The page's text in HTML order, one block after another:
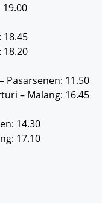
18.45
18.20
Pasarsenen: 11.50
– Malang: 16.45
14.30
17.10